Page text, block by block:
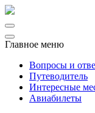
Главное меню
Вопросы и
Путеводитель
Интересные
Авиабилеты